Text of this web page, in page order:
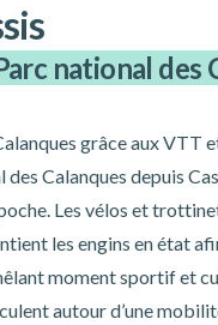
national
grâce aux
Calanques depuis
Les vélos et
les engins en état
moment sportif et
autour d’une